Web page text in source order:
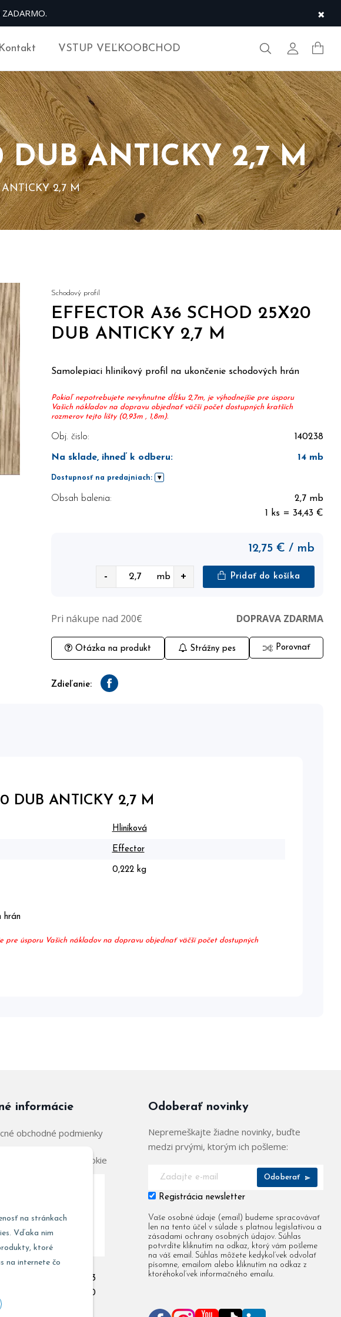
na stránkach
Vďaka nim
ktoré
na internete čo
×
Kontakt VSTUP VEĽKOOBCHOD Hľadať Môj účet
DUB ANTICKY 2,7 M
2,7 M
Schodový profil
EFFECTOR A36 SCHOD 25X20
DUB ANTICKY 2,7 M
Samolepiaci hliníkový profil na ukončenie schodových hrán
Pokiaľ nepotrebujete nevyhnutne dĺžku 2,7m, je výhodnejšie pre úsporu
Vašich nákladov na dopravu objednať väčší počet dostupných kratších
rozmerov tejto lišty (0,93m , 1,8m).
Obj. čislo: 140238
Na sklade, ihneď k odberu: 14 mb
Dostupnosť na predajniach:
Obsah balenia:
2,7 mb
1 ks = 34,43 €
12,75 € / mb
- mb + Pridať do košíka
Pri nákupe nad 200€ DOPRAVA ZDARMA
Otázka na produkt Strážny pes Porovnať
Zdieľanie: Facebook
DUB ANTICKY 2,7 M
Hliníková
Effector
0,222 kg
hrán
pre úsporu Vašich nákladov na dopravu objednať väčší počet dostupných
informácie
obchodné podmienky
používania súborov cookie
0947 900 904
0903 903 955
0947 900 903
0911 496 080
Odoberať novinky
Nepremeškajte žiadne novinky, buďte
medzi prvými, ktorým ich pošleme:
Odoberať
Registrácia newsletter
Vaše osobné údaje (email) budeme spracovávať
len na tento účel v súlade s platnou legislatívou a
zásadami ochrany osobných údajov. Súhlas
potvrdíte kliknutím na odkaz, ktorý vám pošleme
na váš email. Súhlas môžete kedykoľvek odvolať
písomne, emailom alebo kliknutím na odkaz z
ktoréhokoľvek informačného emailu.